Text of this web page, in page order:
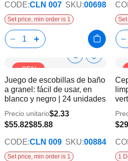
CODE:CLN 007 SKU:00698
Set price, min order is 1
-35%
Show
Info
Añadir
la
de
deseos
Juego de escobillas de baño
a granel: fácil de usar, en
blanco y negro | 24 unidades
$55.82$85.88
Precio unitario$2.33
CODE:CLN 009 SKU:00884
Set price, min order is 1 1